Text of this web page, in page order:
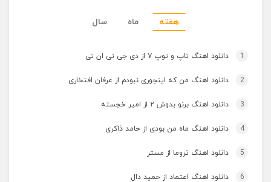
هفته ماه سال
1 دانلود اهنگ تاپ و توپ ۷ از دی جی تی ان تی
2 دانلود اهنگ من که اینجوری نبودم از عرفان افتخاری
3 دانلود اهنگ برنو بدوش ۲ از امیر خجسته
4 دانلود اهنگ ماه من بودی از حامد ذاکری
5 دانلود اهنگ تروما از مستر
6 دانلود اهنگ اعتماد از حمید دال